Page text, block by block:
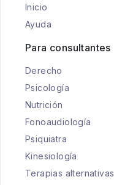
Inicio
Ayuda
Para consultantes
Derecho
Psicología
Nutrición
Fonoaudiología
Psiquiatra
Kinesiología
Terapias alternativas